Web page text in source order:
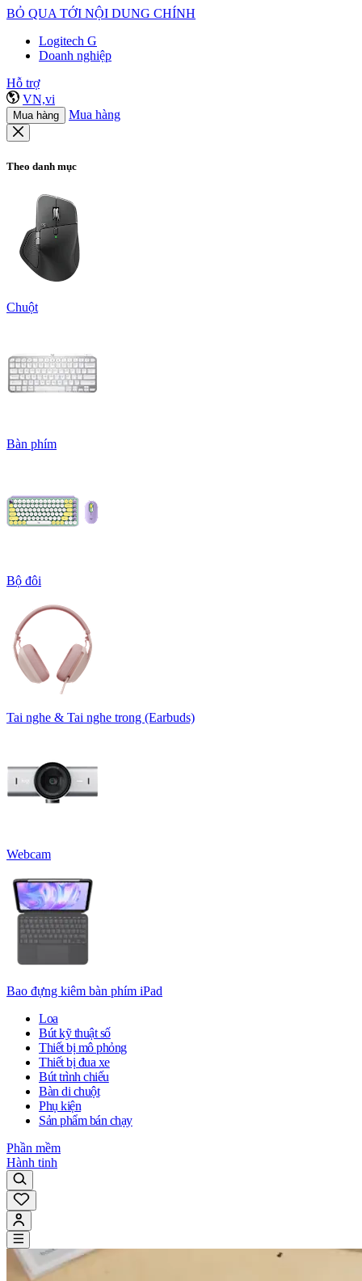
BỎ QUA TỚI NỘI DUNG CHÍNH
Logitech G
Doanh nghiệp
Hỗ trợ
VN,vi
Mua hàng Mua hàng
Theo danh mục
Chuột
Bàn phím
Bộ đôi
Tai nghe & Tai nghe trong (Earbuds)
Webcam
Bao đựng kiêm bàn phím iPad
Loa
Bút kỹ thuật số
Thiết bị mô phỏng
Thiết bị đua xe
Bút trình chiếu
Bàn di chuột
Phụ kiện
Sản phẩm bán chạy
Phần mềm
Hành tinh